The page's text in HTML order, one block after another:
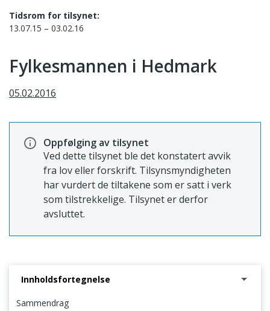
Tidsrom for tilsynet:
13.07.15 – 03.02.16
Fylkesmannen i Hedmark
05.02.2016
Oppfølging av tilsynet
Ved dette tilsynet ble det konstatert avvik
fra lov eller forskrift. Tilsynsmyndigheten
har vurdert de tiltakene som er satt i verk
som tilstrekkelige. Tilsynet er derfor
avsluttet.
Innholdsfortegnelse
Sammendrag